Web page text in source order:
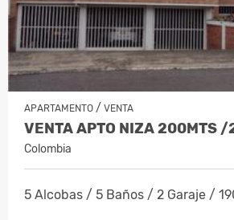
APARTAMENTO / VENTA
VENTA APTO NIZA 200MTS /
Colombia
5 Alcobas / 5 Baños / 2 Garaje /